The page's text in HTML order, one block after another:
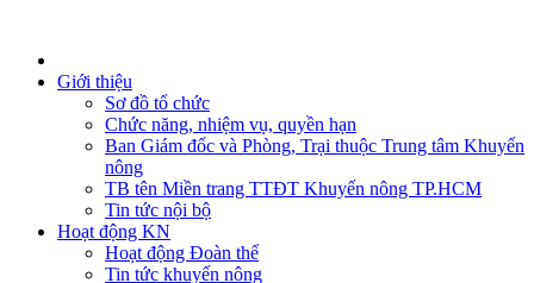
Giới thiệu
Sơ đồ tổ chức
Chức năng, nhiệm vụ, quyền hạn
Ban Giám đốc và Phòng, Trại thuộc Trung tâm Khuyến
nông
TB tên Miền trang TTĐT Khuyến nông TP.HCM
Tin tức nội bộ
Hoạt động KN
Hoạt động Đoàn thể
Tin tức khuyến nông